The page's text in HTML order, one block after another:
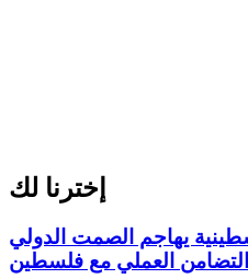
إخترنا لك
يهاجم الصمت الدولي
العملي مع فلسطين